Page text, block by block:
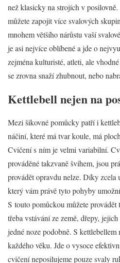
než klasicky na strojích v
můžete zapojit více svalových
mnohem většího nárůstu vaší
je asi nejvíce oblíbené a jde o
zejména kulturisté, atleti, ale
se zrovna snaží zhubnout, nebo
Kettlebell nejen na
Mezi šikovné pomůcky patří i
náčiní, které má tvar koule, má
Cvičení s ním je velmi variabilní.
prováděné takzvaně švihem, jsou
provádět opravdu nelze. Díky
který vám právě tyto pohyby
S touto pomůckou můžete
třeba vstávání ze země, dřepy,
jedné noze podobně. S
každého věku. Jde o vysoce
cvičení neposilujeme pouze svaly